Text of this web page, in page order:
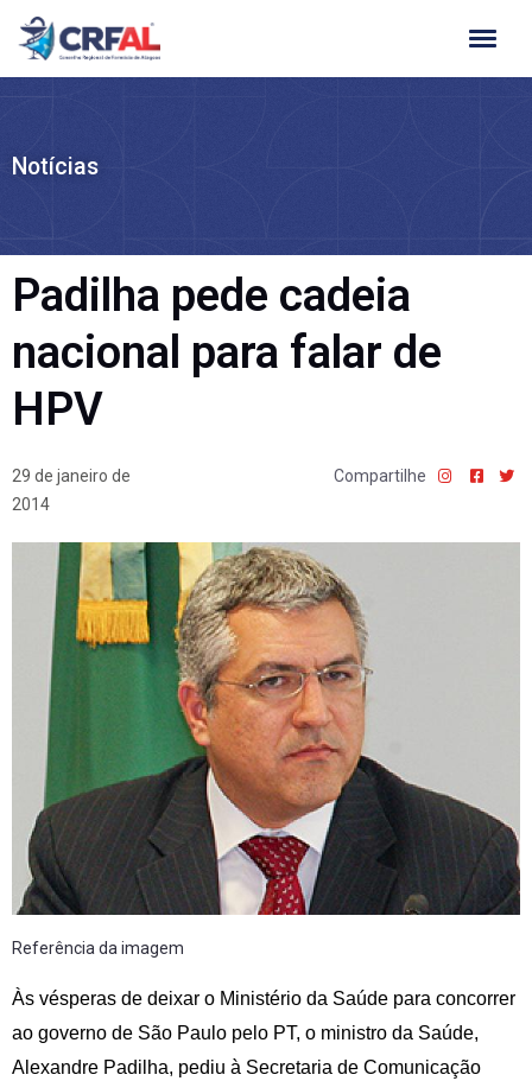
Ir
para
Notícias
Padilha pede cadeia
nacional para falar de
HPV
29 de janeiro de
2014
Compartilhe
Referência da imagem
Às vésperas de deixar o Ministério da Saúde para concorrer
ao governo de São Paulo pelo PT, o ministro da Saúde,
Alexandre Padilha, pediu à Secretaria de Comunicação